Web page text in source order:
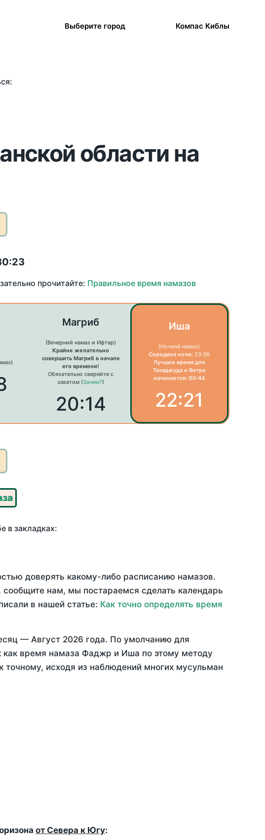
Выберите город Компас Киблы
области на
прочитайте: Правильное время намазов
Магриб
(Вечерний намаз и Ифтар)
Крайне желательно
совершить Магриб в начале
его времени!
Обязательно сверяйте с
закатом (Зачем?)
20:14
Иша
(Ночной намаз)
Середина ночи: 23:36
Лучшее время для
Тахаджуда и Витра
начинается: 00:44
22:21
в закладках:
доверять какому-либо расписанию намазов.
нам, мы постараемся сделать календарь
в нашей статье: Как точно определять время
— Август 2026 года. По умолчанию для
как время намаза Фаджр и Иша по этому методу
точному, исходя из наблюдений многих мусульман
от Севера к Югу: